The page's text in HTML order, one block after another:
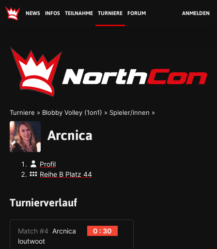
NEWS INFOS TEILNAHME TURNIERE FORUM ANMELDEN
Turniere Blobby Volley (1on1) Spieler/innen
Arcnica
Profil
Reihe B Platz 44
Turnierverlauf
Match #4 Arcnica
0 : 30
loutwoot